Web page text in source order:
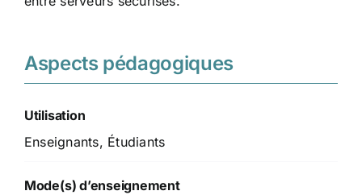
Aspects pédagogiques
Utilisation
Enseignants, Étudiants
Mode(s) d’enseignement